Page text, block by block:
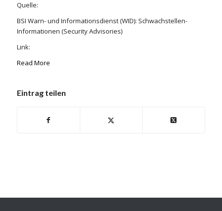
Quelle:
BSI Warn- und Informationsdienst (WID): Schwachstellen-
Informationen (Security Advisories)
Link:
Read More
Eintrag teilen